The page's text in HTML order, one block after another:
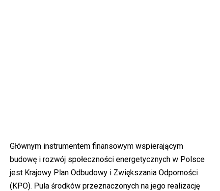
Głównym instrumentem finansowym wspierającym
budowę i rozwój społeczności energetycznych w Polsce
jest Krajowy Plan Odbudowy i Zwiększania Odporności
(KPO). Pula środków przeznaczonych na jego realizację